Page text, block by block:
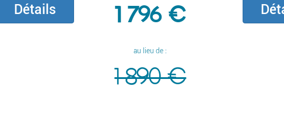
Détails 1 796 €
au lieu de :
1 890 €